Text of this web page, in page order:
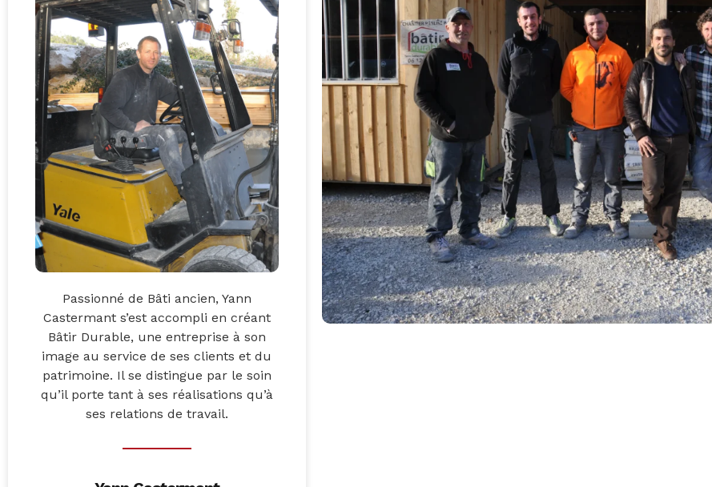
Passionné de Bâti ancien, Yann
Castermant s’est accompli en créant
Bâtir Durable, une entreprise à son
image au service de ses clients et du
patrimoine. Il se distingue par le soin
qu’il porte tant à ses réalisations qu’à
ses relations de travail.